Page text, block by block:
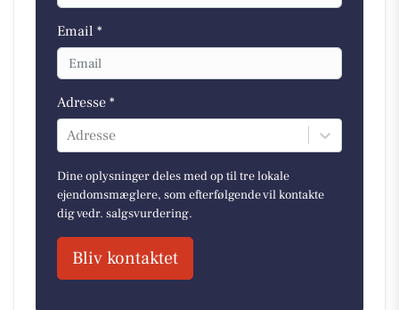
Email *
Adresse *
Adresse
Dine oplysninger deles med op til tre lokale
ejendomsmæglere, som efterfølgende vil kontakte
dig vedr. salgsvurdering.
Bliv kontaktet